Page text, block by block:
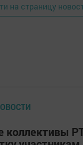
на страницу
коллективы